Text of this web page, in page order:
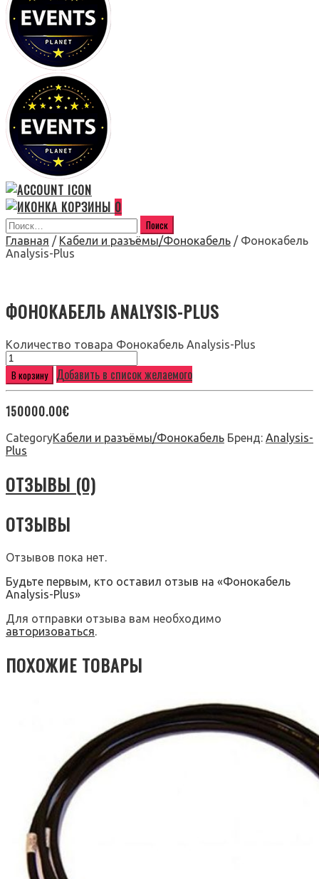
0
Главная / Кабели и разъёмы/Фонокабель / Фонокабель
Analysis-Plus
ФОНОКАБЕЛЬ ANALYSIS-PLUS
Количество товара Фонокабель Analysis-Plus
В корзину Добавить в список желаемого
150000.00€
CategoryКабели и разъёмы/Фонокабель Бренд: Analysis-
Plus
ОТЗЫВЫ (0)
ОТЗЫВЫ
Отзывов пока нет.
Будьте первым, кто оставил отзыв на «Фонокабель
Analysis-Plus»
Для отправки отзыва вам необходимо
авторизоваться.
ПОХОЖИЕ ТОВАРЫ